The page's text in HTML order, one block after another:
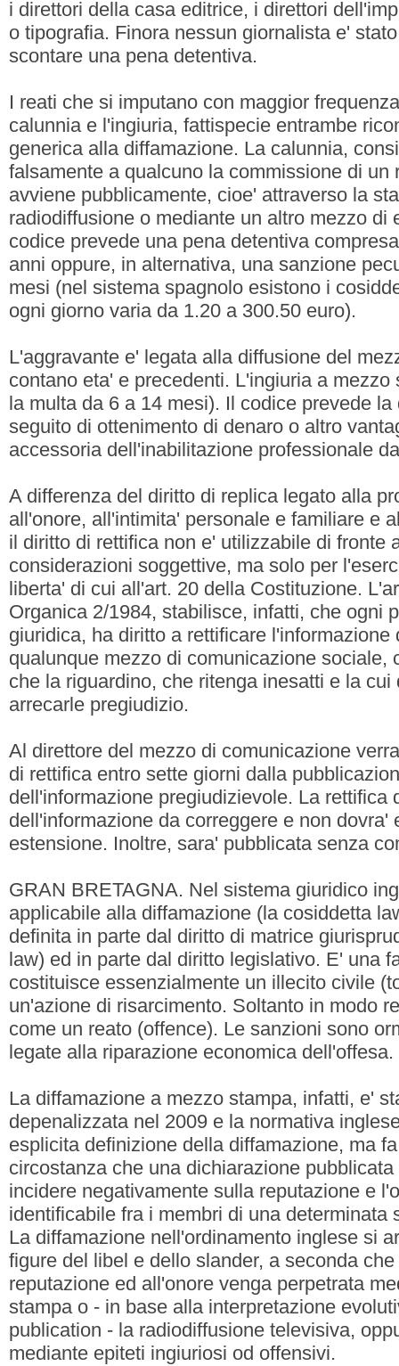
i direttori della casa editrice, i direttori
o tipografia. Finora nessun giornalista e'
scontare una pena detentiva.
I reati che si imputano con maggior
calunnia e l'ingiuria, fattispecie entrambe
generica alla diffamazione. La calunnia,
falsamente a qualcuno la commissione di un
avviene pubblicamente, cioe' attraverso la
radiodiffusione o mediante un altro mezzo di
codice prevede una pena detentiva
anni oppure, in alternativa, una sanzione
mesi (nel sistema spagnolo esistono i
ogni giorno varia da 1.20 a 300.50 euro).
L'aggravante e' legata alla diffusione del
contano eta' e precedenti. L'ingiuria a mezzo
la multa da 6 a 14 mesi). Il codice prevede la
seguito di ottenimento di denaro o altro
accessoria dell'inabilitazione professionale
A differenza del diritto di replica legato alla
all'onore, all'intimita' personale e familiare e
il diritto di rettifica non e' utilizzabile di fronte
considerazioni soggettive, ma solo per
liberta' di cui all'art. 20 della Costituzione.
Organica 2/1984, stabilisce, infatti, che ogni
giuridica, ha diritto a rettificare l'informazione
qualunque mezzo di comunicazione sociale,
che la riguardino, che ritenga inesatti e la
arrecarle pregiudizio.
Al direttore del mezzo di comunicazione
di rettifica entro sette giorni dalla
dell'informazione pregiudizievole. La rettifica
dell'informazione da correggere e non dovra'
estensione. Inoltre, sara' pubblicata senza
GRAN BRETAGNA. Nel sistema giuridico
applicabile alla diffamazione (la cosiddetta
definita in parte dal diritto di matrice
law) ed in parte dal diritto legislativo. E' una
costituisce essenzialmente un illecito civile
un'azione di risarcimento. Soltanto in modo
come un reato (offence). Le sanzioni sono
legate alla riparazione economica dell'offesa.
La diffamazione a mezzo stampa, infatti, e'
depenalizzata nel 2009 e la normativa
esplicita definizione della diffamazione, ma
circostanza che una dichiarazione
incidere negativamente sulla reputazione e
identificabile fra i membri di una determinata
La diffamazione nell'ordinamento inglese si
figure del libel e dello slander, a seconda
reputazione ed all'onore venga perpetrata
stampa o - in base alla interpretazione
publication - la radiodiffusione televisiva,
mediante epiteti ingiuriosi od offensivi.